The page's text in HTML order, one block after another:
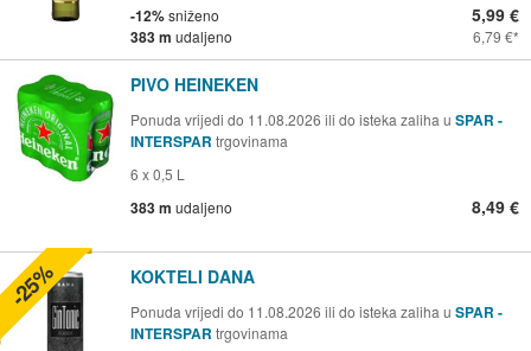
-12%sniženo
383 m udaljeno
5,99 €
6,79 €
PIVO HEINEKEN
Ponuda vrijedi do 11.08.2026 ili do isteka zaliha u SPAR -
INTERSPAR trgovinama
6 x 0,5 L
383 m udaljeno 8,49 €
KOKTELI DANA
Ponuda vrijedi do 11.08.2026 ili do isteka zaliha u SPAR -
INTERSPAR trgovinama
-25%